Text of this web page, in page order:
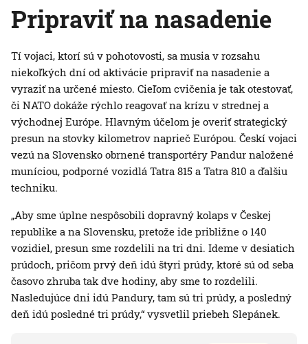
Pripraviť na nasadenie
Tí vojaci, ktorí sú v pohotovosti, sa musia v rozsahu
niekoľkých dní od aktivácie pripraviť na nasadenie a
vyraziť na určené miesto. Cieľom cvičenia je tak otestovať,
či NATO dokáže rýchlo reagovať na krízu v strednej a
východnej Európe. Hlavným účelom je overiť strategický
presun na stovky kilometrov naprieč Európou. Českí vojaci
vezú na Slovensko obrnené transportéry Pandur naložené
muníciou, podporné vozidlá Tatra 815 a Tatra 810 a ďalšiu
techniku.
„Aby sme úplne nespôsobili dopravný kolaps v Českej
republike a na Slovensku, pretože ide približne o 140
vozidiel, presun sme rozdelili na tri dni. Ideme v desiatich
prúdoch, pričom prvý deň idú štyri prúdy, ktoré sú od seba
časovo zhruba tak dve hodiny, aby sme to rozdelili.
Nasledujúce dni idú Pandury, tam sú tri prúdy, a posledný
deň idú posledné tri prúdy,“ vysvetlil priebeh Slepánek.